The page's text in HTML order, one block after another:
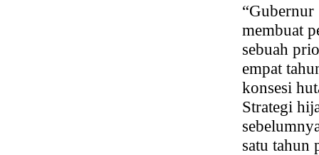
membuat
sebuah
empat
konsesi
Strategi
satu tahun